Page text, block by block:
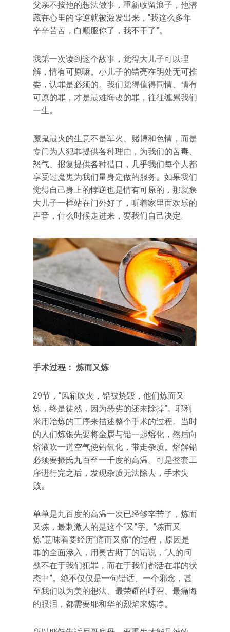
父亲不按他的想法做事，重新收留浪子，他潜
藏在心里的悖逆就被激发出来，“我这么多年
辛辛苦苦，白顺服你了，我不干了”。
我第一次读到这个故事，觉得大儿子可以理
解，情有可原嘛。小儿子的错亮在明处无可推
委，认罪是必须的。我们觉得值得同情、情有
可原的罪，才是最难悔改的罪，往往缠累我们
一生。
魔鬼最火的生意不是军火、赌博和色情，而是
专门为人犯罪提供各种理由，为我们的苦毒、
怒气、报复提供各种借口，几乎我们每个人都
享受过魔鬼为我们量身定做的服务。如果我们
觉得自己身上的悖逆也是情有可原的，那就象
大儿子一样站在门外好了，听着家里面欢乐的
声音，什么时候走进来，要我们自己决定。
手术过程： 炼而又炼
29节，“风箱吹火，铅被烧毁，他们炼而又
炼，终是徒然，因为恶劣的还未除掉”。耶利
米用冶炼的工序来描述整个手术的过程。当时
的人们炼银先要将金属与铅一起熔化，然后向
熔液吹一道空气使铅氧化，带走杂质。熔解铅
必须要摄氏九百至一千度的高温。可是整套工
序进行完之后，发现杂质无法除去，手术失
败。
单单是九百度的高温一次已经够辛苦了，炼而
又炼，最刺激人的是这个“又”字。“炼而又
炼”意味着要经历“痛而又痛”的过程，原因是
罪的全面滲入，用奥古斯丁的话说，“人的问
题不在于我们犯罪，而在于我们都活在罪的状
态中”。绝不仅仅是一句错话、一个邪念，甚
至我们以为美的想法、最荣耀的呼召、最痛悔
的眼泪，都需要耶和华的烈焰来炼净。